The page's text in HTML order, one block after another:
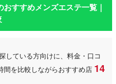
おすすめメンズエステ一覧｜
している方向けに、料金・口コ
間を比較しながらおすすめ店 14